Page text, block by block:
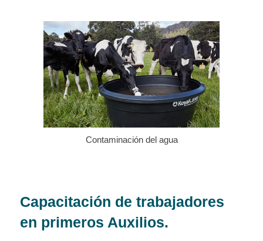
Contaminación del agua
Capacitación de trabajadores
en primeros Auxilios.